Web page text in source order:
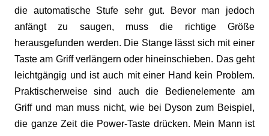
die automatische Stufe sehr gut. Bevor man jedoch
anfängt zu saugen, muss die richtige Größe
herausgefunden werden. Die Stange lässt sich mit einer
Taste am Griff verlängern oder hineinschieben. Das geht
leichtgängig und ist auch mit einer Hand kein Problem.
Praktischerweise sind auch die Bedienelemente am
Griff und man muss nicht, wie bei Dyson zum Beispiel,
die ganze Zeit die Power-Taste drücken. Mein Mann ist